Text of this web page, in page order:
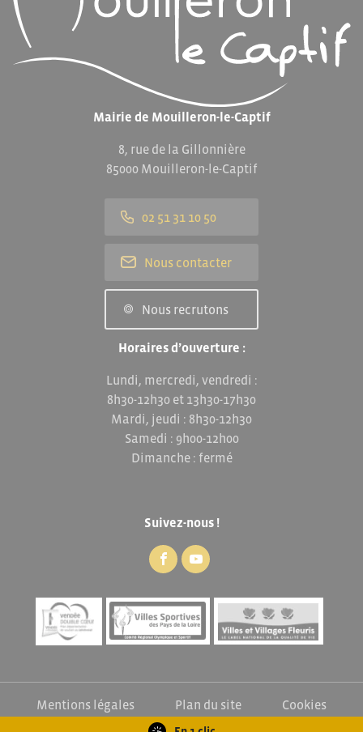
Mairie de Mouilleron-le-Captif
8, rue de la Gillonnière
85000 Mouilleron-le-Captif
02 51 31 10 50
Nous contacter
Nous recrutons
Horaires d’ouverture :
Lundi, mercredi, vendredi :
8h30-12h30 et 13h30-17h30
Mardi, jeudi : 8h30-12h30
Samedi : 9h00-12h00
Dimanche : fermé
Suivez-nous !
Mentions légales Plan du site
Cookies
Exercez vos droits